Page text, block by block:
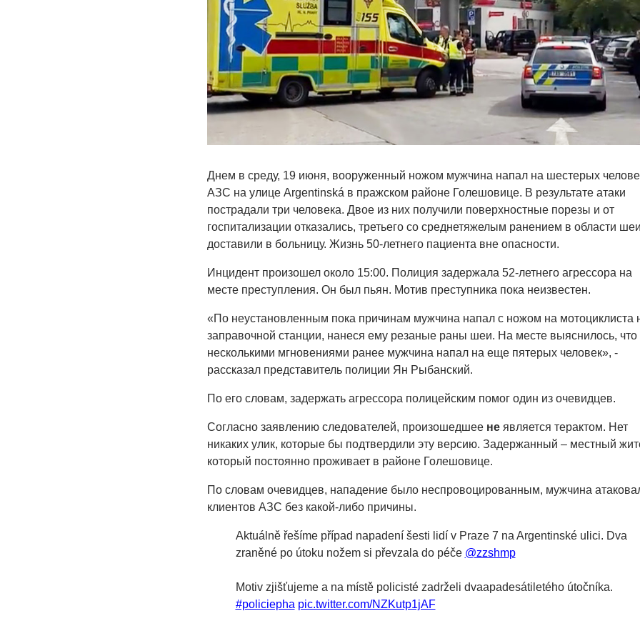
Днем в среду, 19 июня, вооруженный ножом мужчина напал на шестерых
АЗС на улице Argentinská в пражском районе Голешовице. В результате атаки
пострадали три человека. Двое из них получили поверхностные порезы и от
госпитализации отказались, третьего со среднетяжелым ранением в области шеи
доставили в больницу. Жизнь 50-летнего пациента вне опасности.
Инцидент произошел около 15:00. Полиция задержала 52-летнего агрессора на
месте преступления. Он был пьян. Мотив преступника пока неизвестен.
«По неустановленным пока причинам мужчина напал с ножом на мотоциклиста
заправочной станции, нанеся ему резаные раны шеи. На месте выяснилось, что
несколькими мгновениями ранее мужчина напал на еще пятерых человек», -
рассказал представитель полиции Ян Рыбанский.
По его словам, задержать агрессора полицейским помог один из очевидцев.
Согласно заявлению следователей, произошедшее неявляется терактом. Нет
никаких улик, которые бы подтвердили эту версию. Задержанный – местный
который постоянно проживает в районе Голешовице.
По словам очевидцев, нападение было неспровоцированным, мужчина
клиентов АЗС без какой-либо причины.
Aktuálně řešíme případ napadení šesti lidí v Praze 7 na Argentinské ulici. Dva
zraněné po útoku nožem si převzala do péče @zzshmp
Motiv zjišťujeme a na místě policisté zadrželi dvaapadesátiletého útočníka.
#policiepha pic.twitter.com/NZKutp1jAF